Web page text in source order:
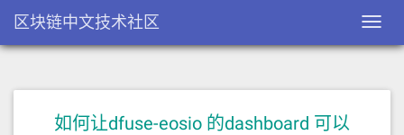
区块链中文技术社区
如何让dfuse-eosio 的dashboard 可以